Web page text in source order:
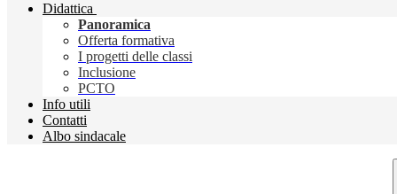
Didattica
Panoramica
Offerta formativa
I progetti delle classi
Inclusione
PCTO
Info utili
Contatti
Albo sindacale